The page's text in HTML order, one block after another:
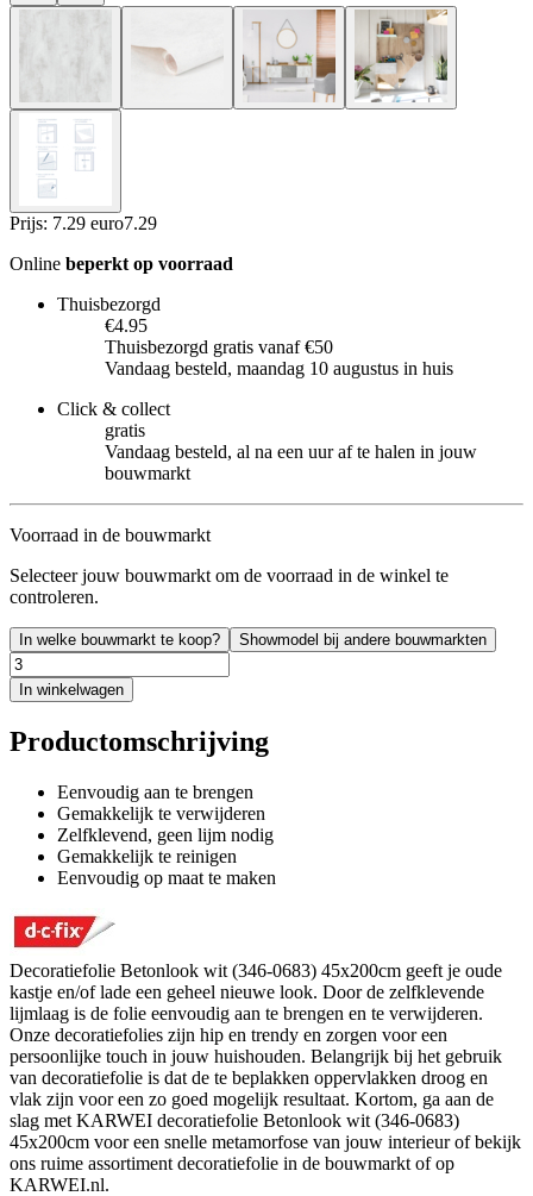
Prijs: 7.29 euro7.29
Online beperkt op voorraad
Thuisbezorgd
€4.95
Thuisbezorgd gratis vanaf €50
Vandaag besteld, maandag 10 augustus in huis
Click & collect
gratis
Vandaag besteld, al na een uur af te halen in jouw
bouwmarkt
Voorraad in de bouwmarkt
Selecteer jouw bouwmarkt om de voorraad in de winkel te
controleren.
In welke bouwmarkt te koop? Showmodel bij andere bouwmarkten
In winkelwagen
Productomschrijving
Eenvoudig aan te brengen
Gemakkelijk te verwijderen
Zelfklevend, geen lijm nodig
Gemakkelijk te reinigen
Eenvoudig op maat te maken
Decoratiefolie Betonlook wit (346-0683) 45x200cm geeft je oude
kastje en/of lade een geheel nieuwe look. Door de zelfklevende
lijmlaag is de folie eenvoudig aan te brengen en te verwijderen.
Onze decoratiefolies zijn hip en trendy en zorgen voor een
persoonlijke touch in jouw huishouden. Belangrijk bij het gebruik
van decoratiefolie is dat de te beplakken oppervlakken droog en
vlak zijn voor een zo goed mogelijk resultaat. Kortom, ga aan de
slag met KARWEI decoratiefolie Betonlook wit (346-0683)
45x200cm voor een snelle metamorfose van jouw interieur of bekijk
ons ruime assortiment decoratiefolie in de bouwmarkt of op
KARWEI.nl.